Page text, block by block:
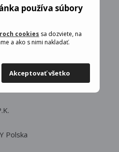
používa súbory
cookies sa dozviete, na
a ako s nimi nakladať.
Akceptovať všetko
NOWY, POLSKA
Polska